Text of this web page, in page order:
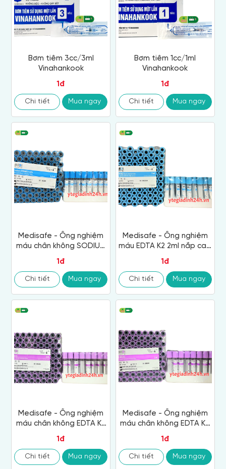
Bơm tiêm 3cc/3ml
Vinahankook
1đ
Chi tiết Mua ngay
Bơm tiêm 1cc/1ml
Vinahankook
1đ
Chi tiết Mua ngay
Medisafe - Ống nghiệm
máu chân không SODIUM
1đ
Chi tiết Mua ngay
Medisafe - Ống nghiệm
máu EDTA K2 2ml nắp cao
1đ
Chi tiết Mua ngay
Medisafe - Ống nghiệm
máu chân không EDTA K2
1đ
Chi tiết Mua ngay
Medisafe - Ống nghiệm
máu chân không EDTA K3
1đ
Chi tiết Mua ngay